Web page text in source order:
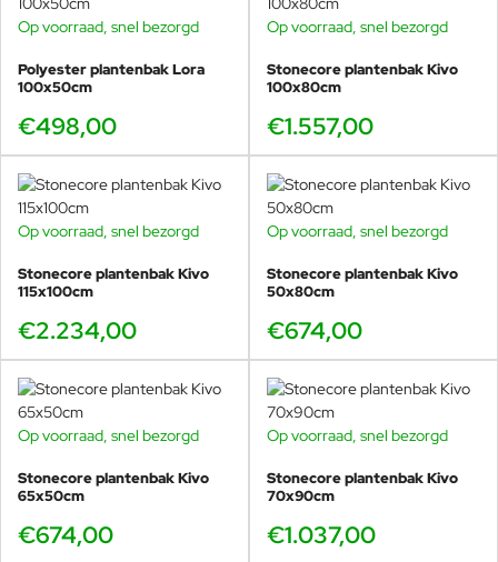
Op voorraad, snel bezorgd
Polyester plantenbak Lora
100x50cm
€498,00
Op voorraad, snel bezorgd
Stonecore plantenbak Kivo
100x80cm
€1.557,00
Op voorraad, snel bezorgd
Stonecore plantenbak Kivo
115x100cm
€2.234,00
Op voorraad, snel bezorgd
Stonecore plantenbak Kivo
50x80cm
€674,00
Op voorraad, snel bezorgd
Stonecore plantenbak Kivo
65x50cm
€674,00
Op voorraad, snel bezorgd
Stonecore plantenbak Kivo
70x90cm
€1.037,00